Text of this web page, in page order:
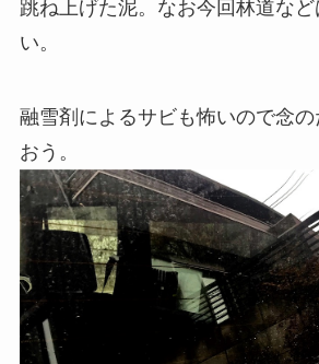
跳ね上げた泥。なお今回林道な
い。
融雪剤によるサビも怖いので念
おう。